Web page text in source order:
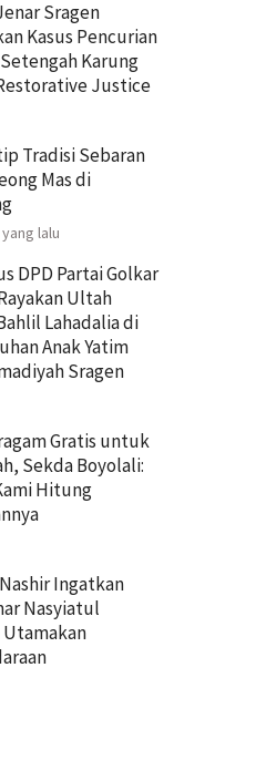
Sragen
Kasus Pencurian
Karung
Justice
Tradisi Sebaran
Mas di
lalu
DPD Partai Golkar
Ultah
Lahadalia di
Anak Yatim
Sragen
Gratis untuk
Sekda Boyolali:
Hitung
Ingatkan
Nasyiatul
Utamakan